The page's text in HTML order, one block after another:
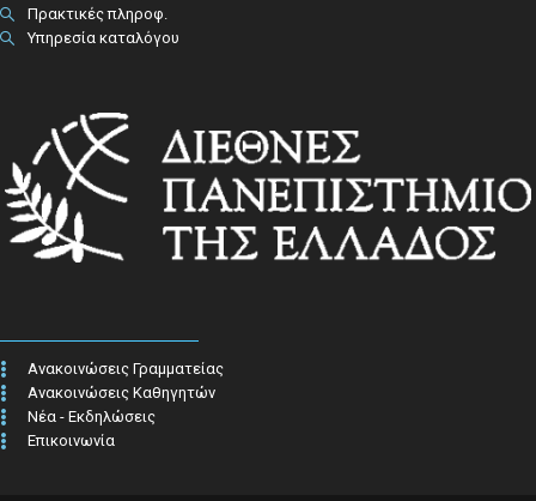
Πρακτικές πληροφ.​
Υπηρεσία καταλόγου
Ανακοινώσεις Γραμματείας
Ανακοινώσεις Καθηγητών
Νέα - Εκδηλώσεις
Επικοινωνία